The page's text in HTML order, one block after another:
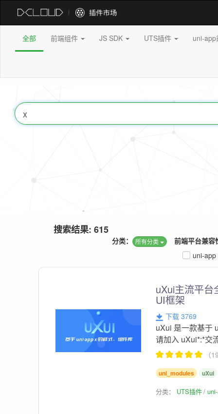
全部 前端组件 JS SDK UTS插件 uni-
搜索结果: 615
前端平台兼容
分类： 所有分类
uni-app
uXui主流平
UI框架
下载 3769
uXui 是一款基于
请加入 uXui*:*交
（
uni_modules uXui
分类： UTS插件